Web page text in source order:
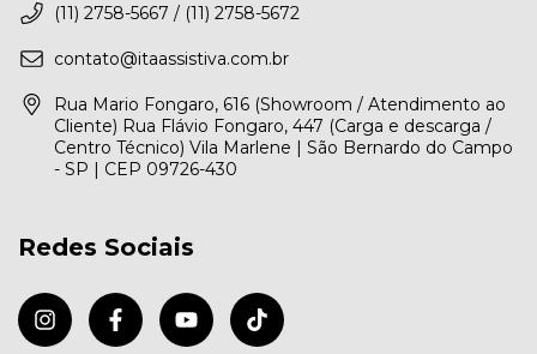
(11) 2758-5667 / (11) 2758-5672
contato@itaassistiva.com.br
Rua Mario Fongaro, 616 (Showroom / Atendimento ao
Cliente) Rua Flávio Fongaro, 447 (Carga e descarga /
Centro Técnico) Vila Marlene | São Bernardo do Campo
- SP | CEP 09726-430
Redes Sociais